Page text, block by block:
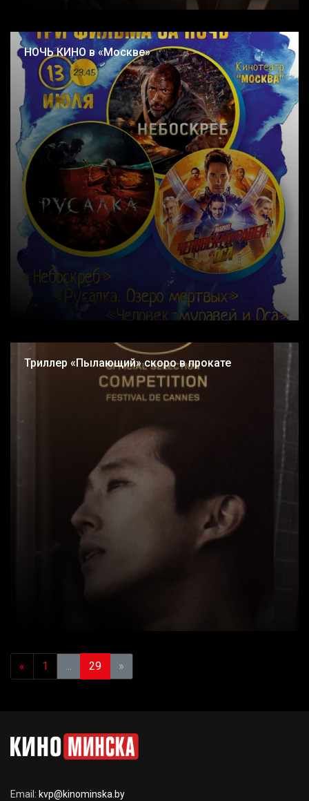
НОЧЬ КИНО в «Москве»
Триллер «Пылающий» скоро в прокате
« 1 29 »
Email: kvp@kinominska.by